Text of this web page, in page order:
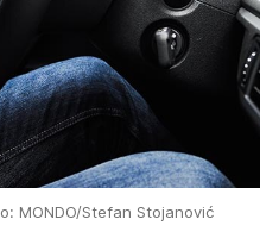
MONDO/Stefan Stojanović